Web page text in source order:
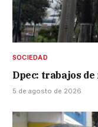
SOCIEDAD
Dpec: trabajos
5 de agosto de 2026